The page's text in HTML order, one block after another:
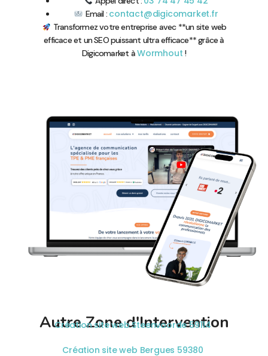
Email : contact@digicomarket.fr
Transformez votre entreprise avec **un site web
efficace et un SEO puissant ultra efficace** grâce à
Digicomarket àWormhout !
Autre Zone d'Intervention
Création site web Steenvoorde 59114
Création site web Bergues 59380